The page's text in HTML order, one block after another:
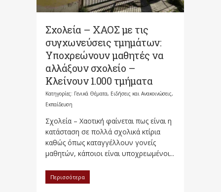
Σχολεία – ΧΑΟΣ με τις
συγχωνεύσεις τμημάτων:
Υποχρεώνουν μαθητές να
αλλάξουν σχολείο –
Κλείνουν 1.000 τμήματα
Κατηγορίες: Γενικά Θέματα, Ειδήσεις και Ανακοινώσεις,
Εκπαίδευση
Σχολεία – Χαοτική φαίνεται πως είναι η
κατάσταση σε πολλά σχολικά κτίρια
καθώς όπως καταγγέλλουν γονείς
μαθητών, κάποιοι είναι υποχρεωμένοι...
Περισσότερα